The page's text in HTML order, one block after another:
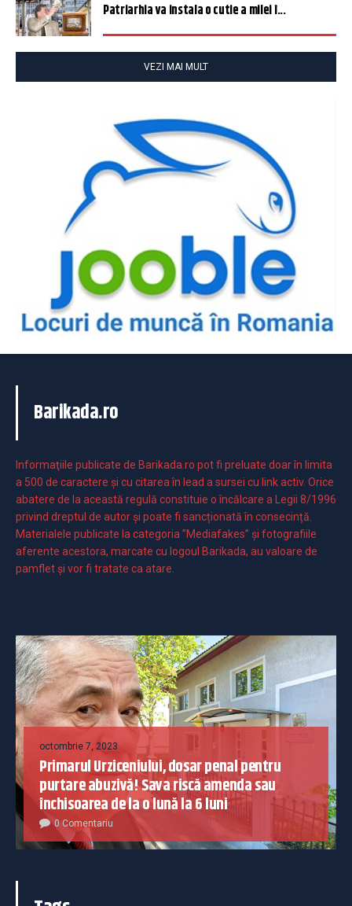
Patriarhia va instala o cutie a milei î...
VEZI MAI MULT
Barikada.ro
Informaţiile publicate de Barikada.ro pot fi preluate doar în limita
a 500 de caractere şi cu citarea în lead a sursei cu link activ. Orice
abatere de la această regulă constituie o încălcare a Legii 8/1996
privind dreptul de autor și poate fi sancționată în consecință.
Materialele publicate la categoria ”Mediafakes” și fotografiile
aferente acestora, marcate cu logoul Barikada, au valoare de
pamflet și vor fi tratate ca atare.
octombrie 7, 2023
Primarul Urziceniului, dosar penal pentru
purtare abuzivă! Sava riscă amenda sau
închisoarea de la o lună la 6 luni
0 Comentariu